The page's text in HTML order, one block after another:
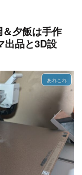
夕飯は手作
出品と3D設
あれこれ